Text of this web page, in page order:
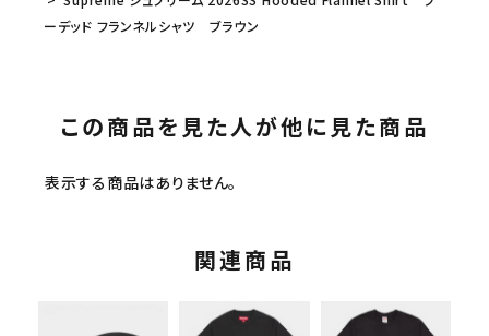
ーデッド フランネルシャツ ブラウン
この商品を見た人が他に見た商品
表示する商品はありません。
関連商品